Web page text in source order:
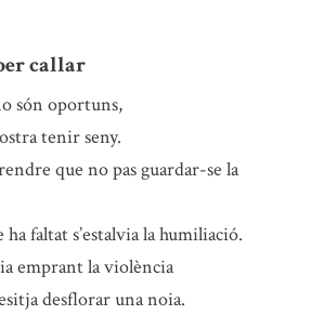
callar
són oportuns,
tenir seny.
que no pas guardar-se la
faltat s’estalvia la humiliació.
emprant la violència
desflorar una noia.